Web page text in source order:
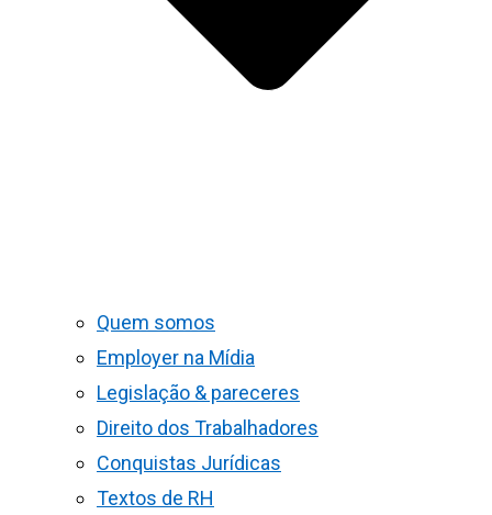
Quem somos
Employer na Mídia
Legislação & pareceres
Direito dos Trabalhadores
Conquistas Jurídicas
Textos de RH